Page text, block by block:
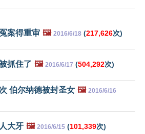
案得重审 🖼️ 2016/6/18 (217,626次)
抓住了 🖼️ 2016/6/17 (504,292次)
伯尔纳德被封圣女 🖼️ 2016/6/16
大牙 🖼️ 2016/6/15 (101,339次)